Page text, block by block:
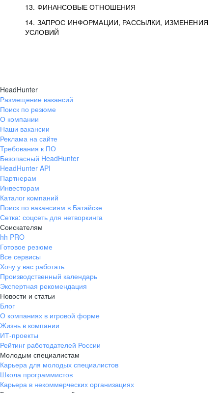
13. ФИНАНСОВЫЕ ОТНОШЕНИЯ
14. ЗАПРОС ИНФОРМАЦИИ, РАССЫЛКИ, ИЗМЕНЕНИЯ
УСЛОВИЙ
HeadHunter
Размещение вакансий
Поиск по резюме
О компании
Наши вакансии
Реклама на сайте
Требования к ПО
Безопасный HeadHunter
HeadHunter API
Партнерам
Инвесторам
Каталог компаний
Поиск по вакансиям в Батайске
Сетка: соцсеть для нетворкинга
Соискателям
hh PRO
Готовое резюме
Все сервисы
Хочу у вас работать
Производственный календарь
Экспертная рекомендация
Новости и статьи
Блог
О компаниях в игровой форме
Жизнь в компании
ИТ-проекты
Рейтинг работодателей России
Молодым специалистам
Карьера для молодых специалистов
Школа программистов
Карьера в некоммерческих организациях